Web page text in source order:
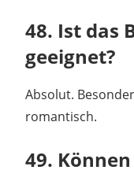
48. Ist das
geeignet?
Absolut.
romantisch.
49.